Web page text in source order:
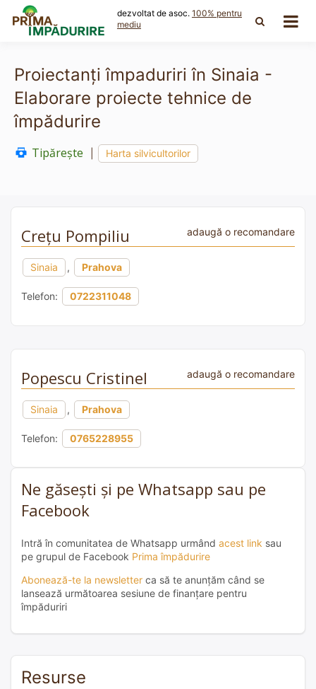
content
dezvoltat de asoc. 100% pentru
mediu
Proiectanți împaduriri în Sinaia -
Elaborare proiecte tehnice de
împădurire
Tipărește Harta silvicultorilor
Crețu Pompiliu adaugă o recomandare
Sinaia , Prahova
Telefon: 0722311048
Popescu Cristinel adaugă o recomandare
Sinaia , Prahova
Telefon: 0765228955
Ne găsești și pe Whatsapp sau pe
Facebook
Intră în comunitatea de Whatsapp urmând acest link sau
pe grupul de Facebook Prima împădurire
Abonează-te la newsletter ca să te anunțăm când se
lansează următoarea sesiune de finanțare pentru
împăduriri
Resurse